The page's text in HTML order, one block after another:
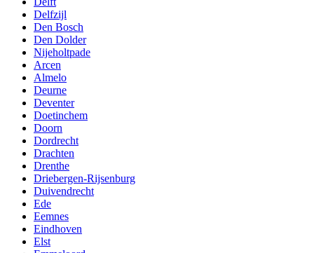
Delfzijl
Den Bosch
Den Dolder
Nijeholtpade
Arcen
Almelo
Deurne
Deventer
Doetinchem
Doorn
Dordrecht
Drachten
Drenthe
Driebergen-Rijsenburg
Duivendrecht
Ede
Eemnes
Eindhoven
Elst